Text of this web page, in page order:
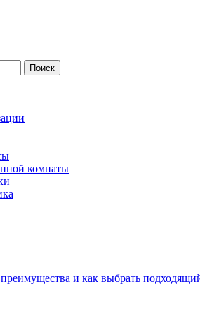
комнаты
и как выбрать